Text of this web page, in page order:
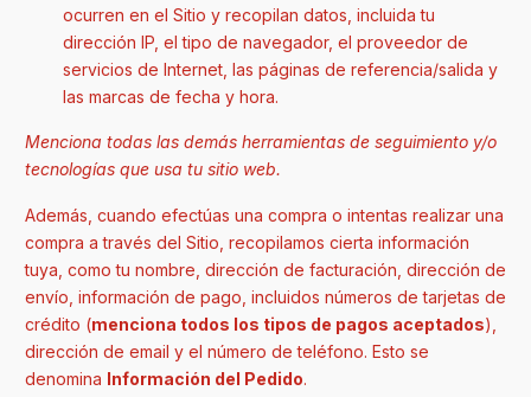
ocurren en el Sitio y recopilan datos, incluida tu
dirección IP, el tipo de navegador, el proveedor de
servicios de Internet, las páginas de referencia/salida y
las marcas de fecha y hora.
Menciona todas las demás herramientas de seguimiento y/o
tecnologías que usa tu sitio web.
Además, cuando efectúas una compra o intentas realizar una
compra a través del Sitio, recopilamos cierta información
tuya, como tu nombre, dirección de facturación, dirección de
envío, información de pago, incluidos números de tarjetas de
crédito (menciona todos los tipos de pagos aceptados),
dirección de email y el número de teléfono. Esto se
denomina Información del Pedido.